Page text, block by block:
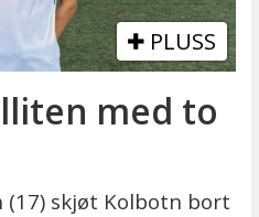
PLUSS
med to
(17) skjøt Kolbotn bort